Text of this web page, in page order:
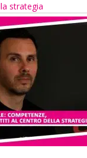
strategia